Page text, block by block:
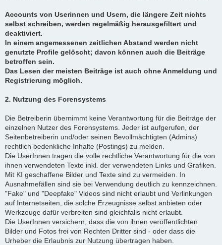
Accounts von Userinnen und Usern, die längere Zeit nichts
selbst schreiben, werden regelmäßig herausgefiltert und
deaktiviert.
In einem angemessenen zeitlichen Abstand werden nicht
genutzte Profile gelöscht; davon können auch die Beiträge
betroffen sein.
Das Lesen der meisten Beiträge ist auch ohne Anmeldung und
Registrierung möglich.
2. Nutzung des Forensystems
Die Betreiberin übernimmt keine Verantwortung für die Beiträge der
einzelnen Nutzer des Forensystems. Jeder ist aufgerufen, der
Seitenbetreiberin und/oder seinen Bevollmächtigten (Admins)
rechtlich bedenkliche Inhalte (Postings) zu melden.
Die UserInnen tragen die volle rechtliche Verantwortung für die von
ihnen verwendeten Texte inkl. der verwendeten Links und Grafiken.
Mit KI geschaffene Bilder und Texte sind zu vermeiden. In
Ausnahmefällen sind sie bei Verwendung deutlich zu kennzeichnen.
"Fake" und "Deepfake" Videos sind nicht erlaubt und Verlinkungen
auf Internetseiten, die solche Erzeugnisse selbst anbieten oder
Werkzeuge dafür verbreiten sind gleichfalls nicht erlaubt.
Die UserInnen versichern, dass die von ihnen veröffentlichten
Bilder und Fotos frei von Rechten Dritter sind - oder dass die
Urheber die Erlaubnis zur Nutzung übertragen haben.